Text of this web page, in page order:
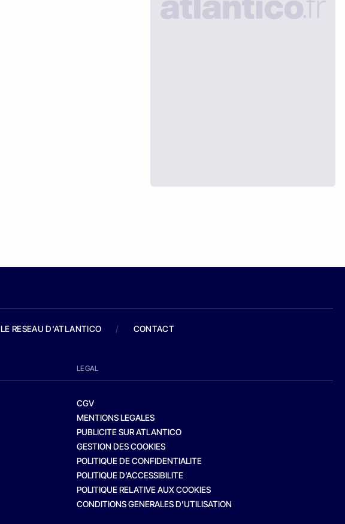
LE RESEAU D'ATLANTICO / CONTACT
LEGAL
CGV
MENTIONS LEGALES
PUBLICITE SUR ATLANTICO
GESTION DES COOKIES
POLITIQUE DE CONFIDENTIALITE
POLITIQUE D’ACCESSIBILITE
POLITIQUE RELATIVE AUX COOKIES
CONDITIONS GENERALES D’UTILISATION